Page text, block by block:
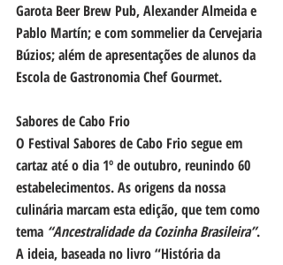
Garota Beer Brew Pub, Alexander Almeida e
Pablo Martín; e com sommelier da Cervejaria
Búzios; além de apresentações de alunos da
Escola de Gastronomia Chef Gourmet.
Sabores de Cabo Frio
O Festival Sabores de Cabo Frio segue em
cartaz até o dia 1º de outubro, reunindo 60
estabelecimentos. As origens da nossa
culinária marcam esta edição, que tem como
tema “Ancestralidade da Cozinha Brasileira”.
A ideia, baseada no livro “História da